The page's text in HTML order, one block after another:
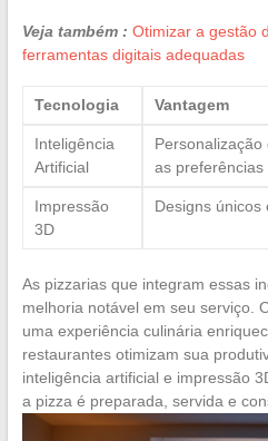
Veja também : Otimizar a gestão
ferramentas digitais adequadas
Tecnologia Vantagem
Inteligência
Artificial
as preferências
Impressão
3D
Designs únicos
As pizzarias que integram essas
melhoria notável em seu serviço.
uma experiência culinária
restaurantes otimizam sua
inteligência artificial e impressão
a pizza é preparada, servida e